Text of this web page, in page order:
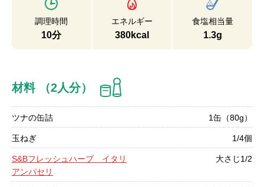
調理時間
10分
エネルギー
380kcal
食塩相当量
1.3g
材料 （2人分）
ツナの缶詰 1缶（80g）
玉ねぎ 1/4個
S&Bフレッシュハーブ イタリ
アンパセリ
大さじ1/2